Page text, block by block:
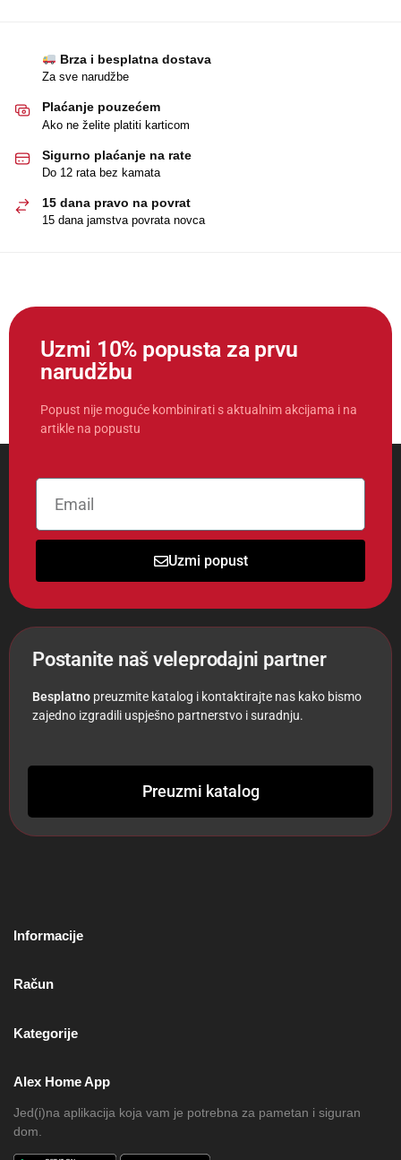
Brza i besplatna dostava
Za sve narudžbe
Plaćanje pouzećem
Ako ne želite platiti karticom
Sigurno plaćanje na rate
Do 12 rata bez kamata
15 dana pravo na povrat
15 dana jamstva povrata novca
Uzmi 10% popusta za prvu
narudžbu
Popust nije moguće kombinirati s aktualnim akcijama i na
artikle na popustu
Uzmi popust
Postanite naš veleprodajni partner
Besplatno preuzmite katalog i kontaktirajte nas kako bismo
zajedno izgradili uspješno partnerstvo i suradnju.
Preuzmi katalog
Informacije
Račun
Kategorije
Alex Home App
Jed(i)na aplikacija koja vam je potrebna za pametan i siguran
dom.